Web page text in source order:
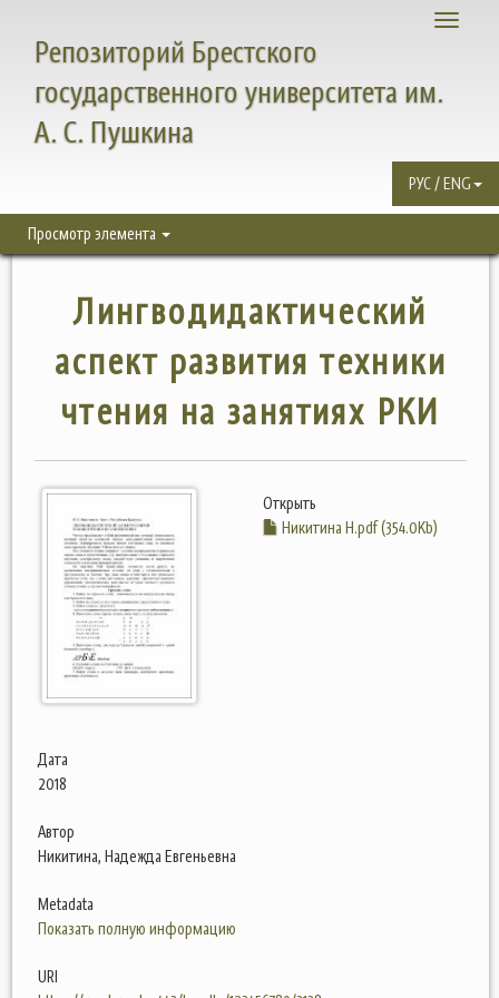
Toggle
Репозиторий Брестского
государственного университета им.
А. С. Пушкина
РУС / ENG
Просмотр элемента
Лингводидактический
аспект развития техники
чтения на занятиях РКИ
Открыть
Никитина Н.pdf (354.0Kb)
Дата
2018
Автор
Никитина, Надежда Евгеньевна
Metadata
Показать полную информацию
URI